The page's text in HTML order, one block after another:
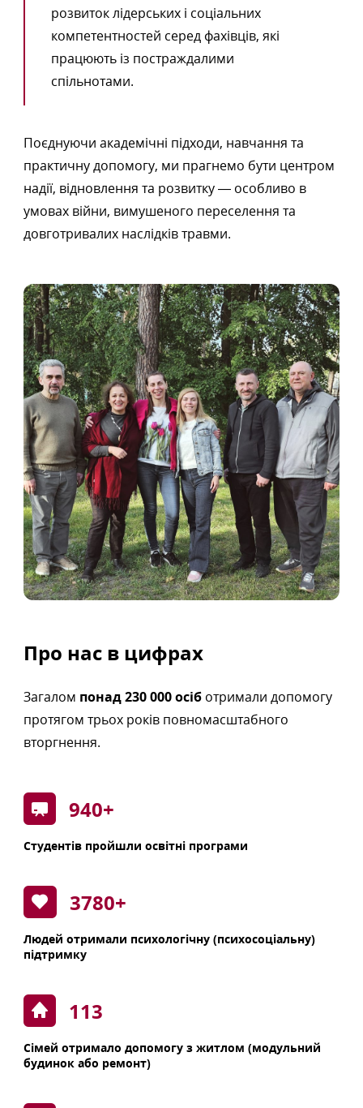
розвиток лідерських і соціальних
компетентностей серед фахівців, які
працюють із постраждалими
спільнотами.
Поєднуючи академічні підходи, навчання та
практичну допомогу, ми прагнемо бути центром
надії, відновлення та розвитку — особливо в
умовах війни, вимушеного переселення та
довготривалих наслідків травми.
Про нас в цифрах
Загалом понад 230 000 осіботримали допомогу
протягом трьох років повномасштабного
вторгнення.
1000
Студентів пройшли освітні програми
4880+
Людей отримали психологічну (психосоціальну)
підтримку
113
Сімей отримало допомогу з житлом (модульний
будинок або ремонт)